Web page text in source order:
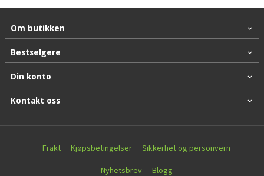
Om butikken
Bestselgere
Din konto
Kontakt oss
Frakt Kjøpsbetingelser Sikkerhet og personvern
Nyhetsbrev Blogg